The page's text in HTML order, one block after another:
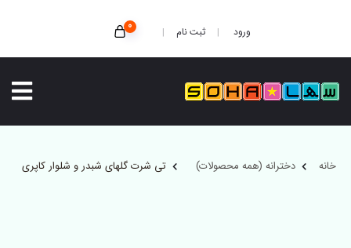
ورود ثبت نام 0
خانه دخترانه (همه محصولات) تی شرت گلهای شبدر و شلوار کاپری